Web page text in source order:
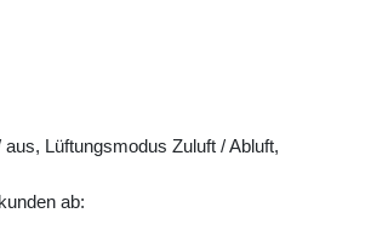
Lüftungsmodus Zuluft / Abluft,
ab: